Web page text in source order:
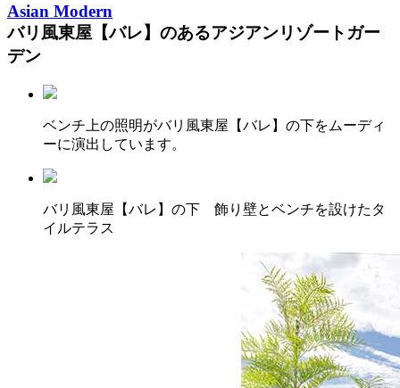
Asian Modern
バリ風東屋【バレ】のあるアジアンリゾートガー
デン
ベンチ上の照明がバリ風東屋【バレ】の下をムーディ
ーに演出しています。
バリ風東屋【バレ】の下 飾り壁とベンチを設けたタ
イルテラス